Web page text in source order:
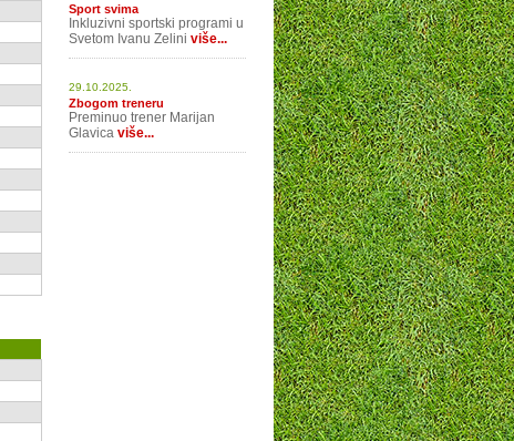
Sport svima
Inkluzivni sportski programi u
Svetom Ivanu Zelini više...
29.10.2025.
Zbogom treneru
Preminuo trener Marijan
Glavica više...